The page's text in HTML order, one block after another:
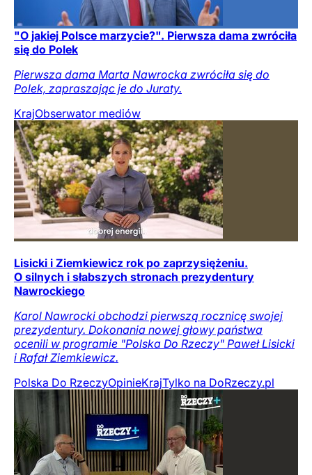
"O jakiej Polsce marzycie?". Pierwsza dama zwróciła
się do Polek
Pierwsza dama Marta Nawrocka zwróciła się do
Polek, zapraszając je do Juraty.
KrajObserwator mediów
Lisicki i Ziemkiewicz rok po zaprzysiężeniu.
O silnych i słabszych stronach prezydentury
Nawrockiego
Karol Nawrocki obchodzi pierwszą rocznicę swojej
prezydentury. Dokonania nowej głowy państwa
ocenili w programie "Polska Do Rzeczy" Paweł Lisicki
i Rafał Ziemkiewicz.
Polska Do RzeczyOpinieKrajTylko na DoRzeczy.pl